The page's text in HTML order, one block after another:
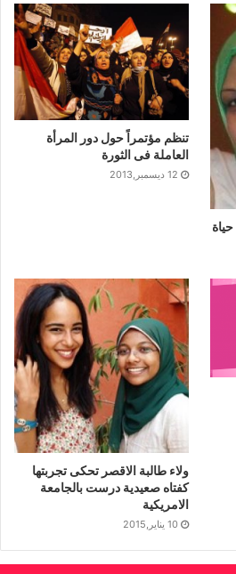
تنظم مؤتمراً حول دور المرأة
العاملة فى الثورة
12 ديسمبر,2013
ولاء طالبة الاقصر تحكى تجربتها
كفتاه صعيدية درست بالجامعة
الامريكية
10 يناير,2015